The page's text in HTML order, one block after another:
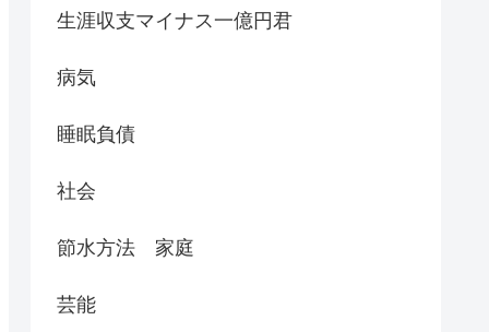
生涯収支マイナス一億円君
病気
睡眠負債
社会
節水方法 家庭
芸能